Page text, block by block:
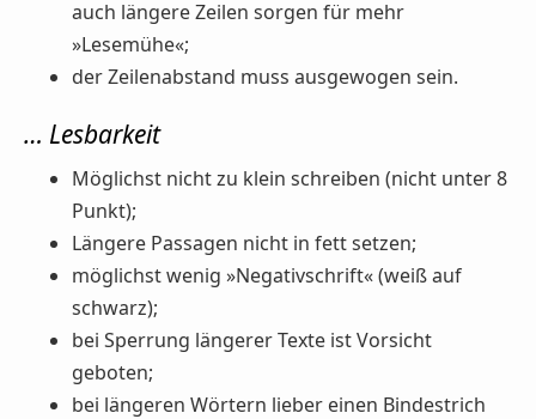
auch längere Zeilen sorgen für mehr
»Lesemühe«;
der Zeilenabstand muss ausgewogen sein.
… Lesbarkeit
Möglichst nicht zu klein schreiben (nicht unter 8
Punkt);
Längere Passagen nicht in fett setzen;
möglichst wenig »Negativschrift« (weiß auf
schwarz);
bei Sperrung längerer Texte ist Vorsicht
geboten;
bei längeren Wörtern lieber einen Bindestrich